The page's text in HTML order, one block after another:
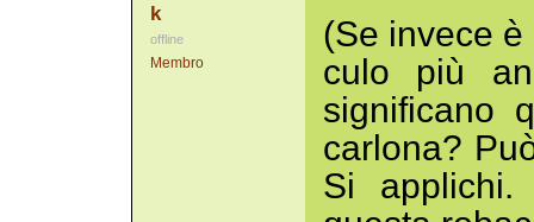
k
offline
Membro
(Se invece
culo più
significano
carlona?
Si